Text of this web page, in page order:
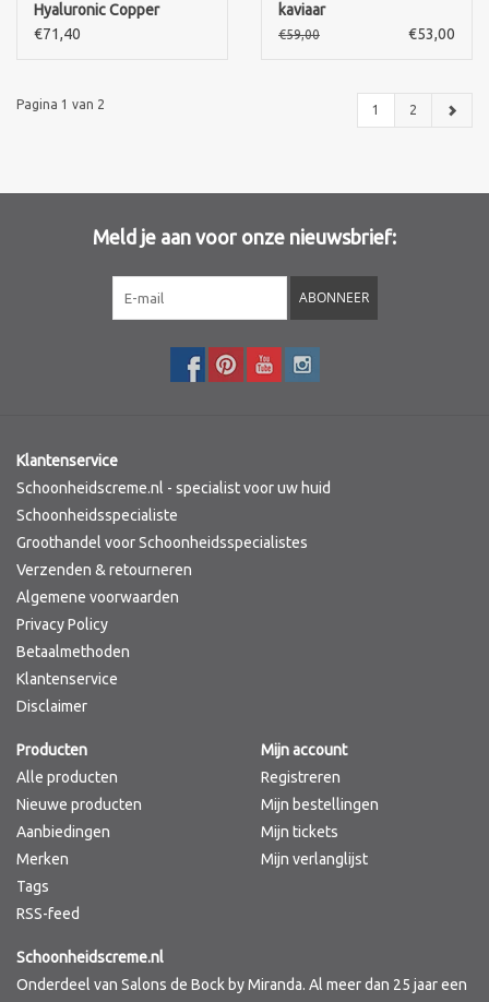
Hyaluronic Copper
Peptide Serum 75 ml
€71,40
kaviaar
€59,00 €53,00
Pagina 1 van 2 1 2
Meld je aan voor onze nieuwsbrief:
ABONNEER
Klantenservice
Schoonheidscreme.nl - specialist voor uw huid
Schoonheidsspecialiste
Groothandel voor Schoonheidsspecialistes
Verzenden & retourneren
Algemene voorwaarden
Privacy Policy
Betaalmethoden
Klantenservice
Disclaimer
Producten
Alle producten
Nieuwe producten
Aanbiedingen
Merken
Tags
RSS-feed
Mijn account
Registreren
Mijn bestellingen
Mijn tickets
Mijn verlanglijst
Schoonheidscreme.nl
Onderdeel van Salons de Bock by Miranda. Al meer dan 25 jaar een